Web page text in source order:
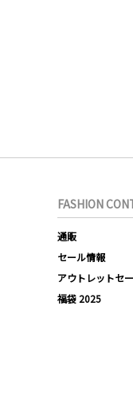
FASHION
通販
セール情報
アウトレットセ
福袋 2025